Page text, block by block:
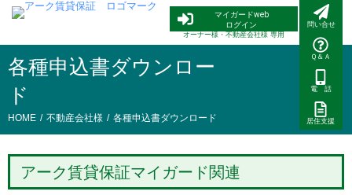
キ
マイガードweb
ログイン
オーナー様・ 不動産会社様 専用
問い合せ
Ｑ＆Ａ
電 話
居住支援
各種申込書ダウンロー
ド
HOME / 不動産会社様 / 各種申込書ダウンロード
アーク賃貸保証マイガード関連